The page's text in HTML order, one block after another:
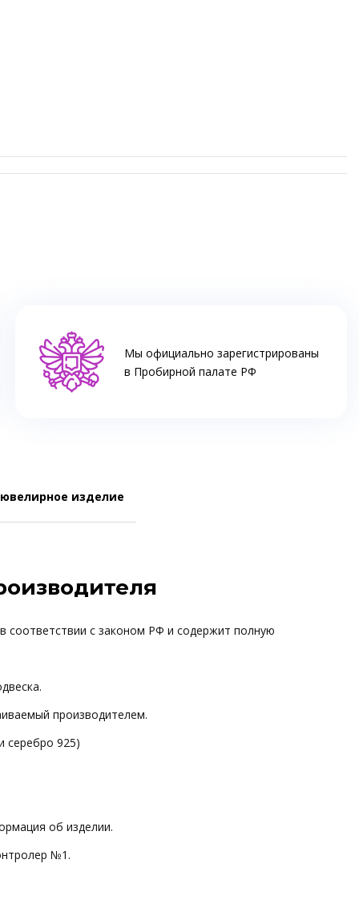
Мы официально зарегистрированы
в Пробирной палате РФ
изделие
соответствии с законом РФ и содержит полную
производителем.
серебро 925)
об изделии.
№1.